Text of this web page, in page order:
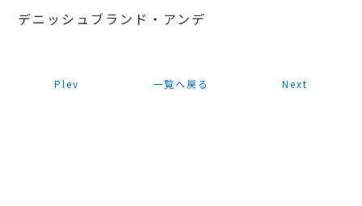
デニッシュブランド・アンデ
Plev 一覧へ戻る Next